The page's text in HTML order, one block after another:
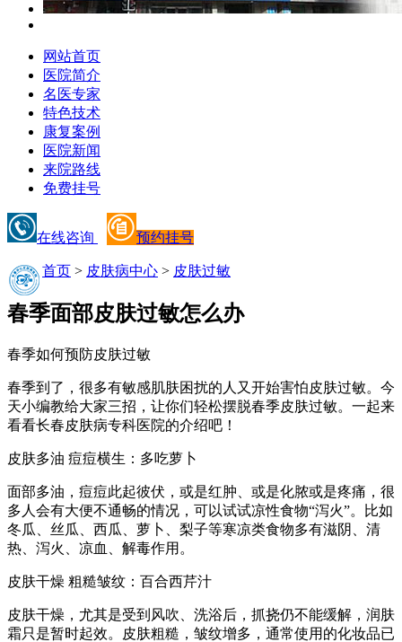
网站首页
医院简介
名医专家
特色技术
康复案例
医院新闻
来院路线
免费挂号
在线咨询 预约挂号
首页 > 皮肤病中心 > 皮肤过敏
春季面部皮肤过敏怎么办
春季如何预防皮肤过敏
春季到了，很多有敏感肌肤困扰的人又开始害怕皮肤过敏。今
天小编教给大家三招，让你们轻松摆脱春季皮肤过敏。一起来
看看长春皮肤病专科医院的介绍吧！
皮肤多油 痘痘横生：多吃萝卜
面部多油，痘痘此起彼伏，或是红肿、或是化脓或是疼痛，很
多人会有大便不通畅的情况，可以试试凉性食物“泻火”。比如
冬瓜、丝瓜、西瓜、萝卜、梨子等寒凉类食物多有滋阴、清
热、泻火、凉血、解毒作用。
皮肤干燥 粗糙皱纹：百合西芹汁
皮肤干燥，尤其是受到风吹、洗浴后，抓挠仍不能缓解，润肤
霜只是暂时起效。皮肤粗糙，皱纹增多，通常使用的化妆品已